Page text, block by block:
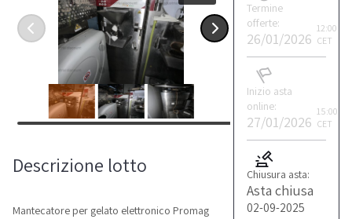
Termine
offerte:
26/01/2026
12:00
CET
Inizio asta
online:
27/01/2026
15:00
CET
Chiusura asta:
Asta chiusa
02-09-2025
Descrizione lotto
Mantecatore per gelato elettronico Promag